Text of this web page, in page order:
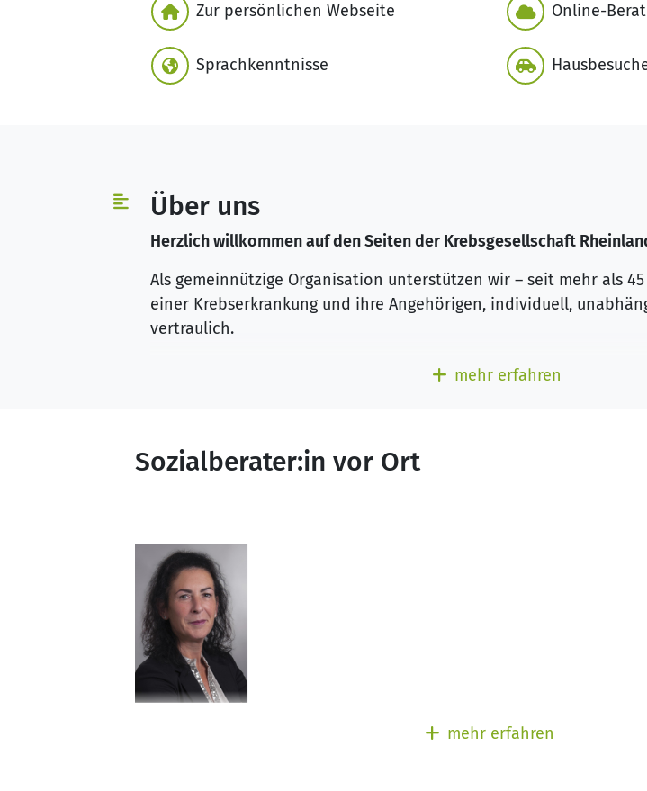
Zur persönlichen Webseite
Sprachkenntnisse
Online-
Über uns
Herzlich willkommen auf den Seiten der Krebsgesellschaft
Als gemeinnützige Organisation unterstützen wir – seit mehr als
einer Krebserkrankung und ihre Angehörigen, individuell,
vertraulich.
In unseren 5 Beratungszentren und den für Sie wohnortnah
Wir arbeiten mit allen seriösen Einrichtungen des
mehr erfahren
Sozialberater:in vor Ort
mehr erfahren